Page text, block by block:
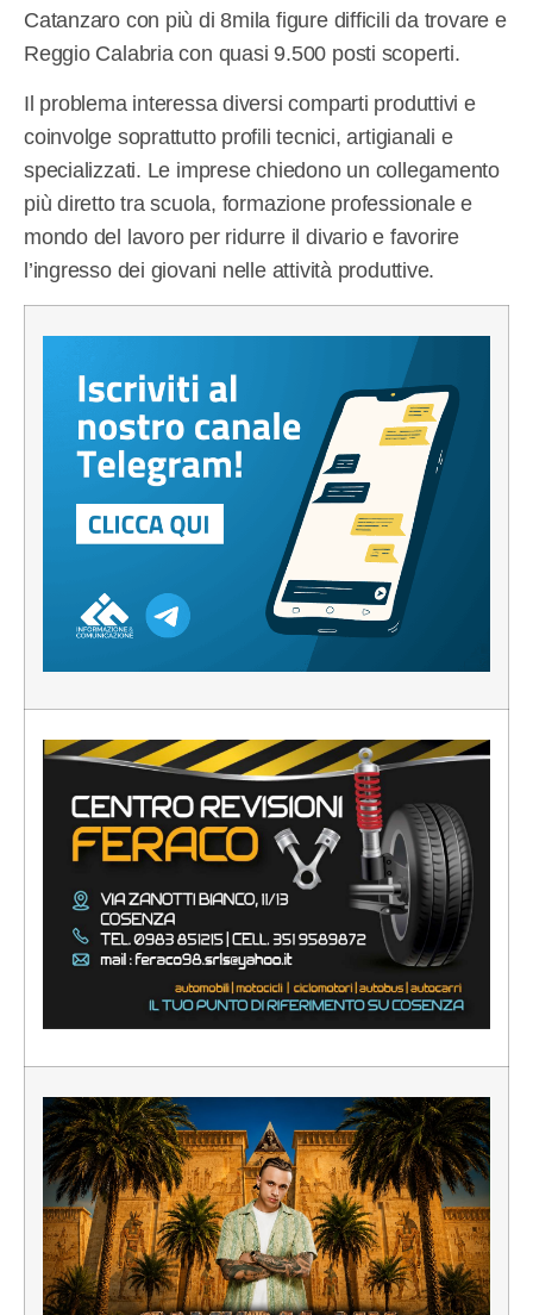
Catanzaro con più di 8mila figure difficili da trovare e
Reggio Calabria con quasi 9.500 posti scoperti.
Il problema interessa diversi comparti produttivi e
coinvolge soprattutto profili tecnici, artigianali e
specializzati. Le imprese chiedono un collegamento
più diretto tra scuola, formazione professionale e
mondo del lavoro per ridurre il divario e favorire
l’ingresso dei giovani nelle attività produttive.